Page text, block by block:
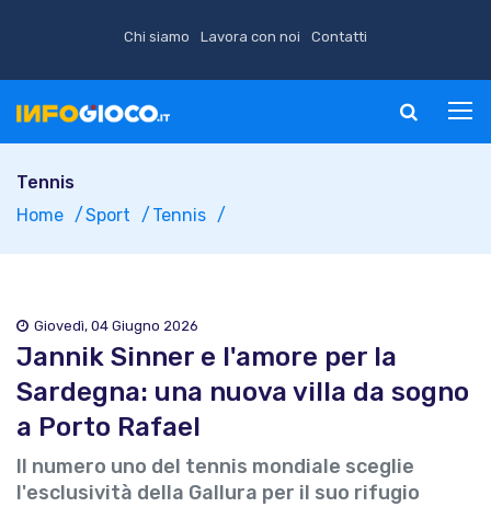
Chi siamo Lavora con noi Contatti
Tennis
Home
Sport Tennis
Giovedì, 04 Giugno 2026
Jannik Sinner e l'amore per la
Sardegna: una nuova villa da sogno
a Porto Rafael
Il numero uno del tennis mondiale sceglie
l'esclusività della Gallura per il suo rifugio